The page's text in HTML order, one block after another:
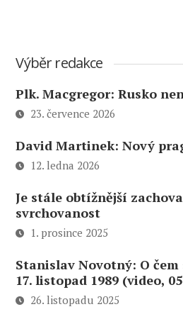
Výběr redakce
Plk. Macgregor: Rusko
23. července 2026
David Martinek: Nový
12. ledna 2026
Je stále obtížnější
svrchovanost
1. prosince 2025
Stanislav Novotný: O čem
17. listopad 1989 (video,
26. listopadu 2025